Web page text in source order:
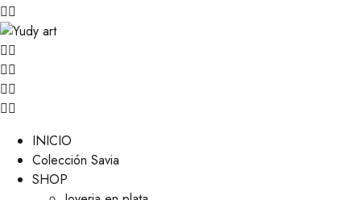
INICIO
Colección Savia
SHOP